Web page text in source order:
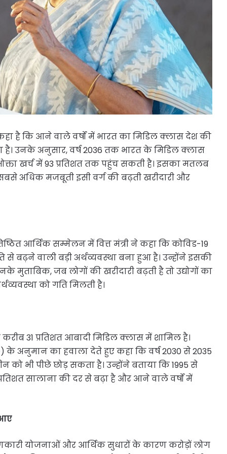
कहा है कि आने वाले वर्षों में भारत का मिडिल क्लास देश की
है। उनके अनुसार, वर्ष 2036 तक भारत के मिडिल क्लास
खर्च में 93 प्रतिशत तक पहुंच सकती है। इसका मतलब
अधिक मजबूती इसी वर्ग की बढ़ती खरीदारी और
आर्थिक सम्मेलन में वित्त मंत्री ने कहा कि कोविड-19
बढ़ने वाली बड़ी अर्थव्यवस्था बना हुआ है। उन्होंने इसकी
जब लोगों की खरीदारी बढ़ती है तो उद्योगों का
को गति मिलती है।
31 प्रतिशत आबादी मिडिल क्लास में शामिल है।
अनुमान का हवाला देते हुए कहा कि वर्ष 2030 से 2035
भी पीछे छोड़ सकता है। उन्होंने बताया कि 1995 से
सालाना की दर से बढ़ा है और आने वाले वर्षों में
योजनाओं और आर्थिक सुधारों के कारण करोड़ों लोग